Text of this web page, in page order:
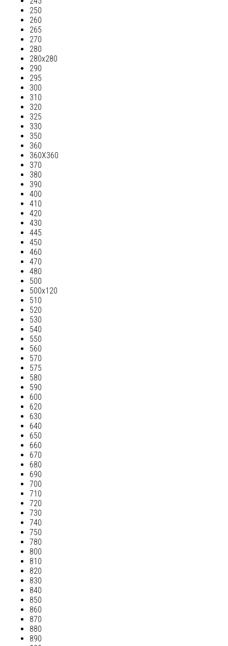
250
260
265
270
280
280х280
290
295
300
310
320
325
330
350
360
360Х360
370
380
390
400
410
420
430
445
450
460
470
480
500
500х120
510
520
530
540
550
560
570
575
580
590
600
620
630
640
650
660
670
680
690
700
710
720
730
740
750
780
800
810
820
830
840
850
860
870
880
890